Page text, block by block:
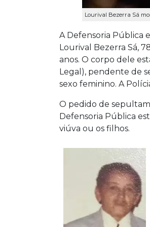
Lourival Bezerra Sá
A Defensoria Pública
Lourival Bezerra Sá,
anos. O corpo dele
Legal), pendente de
sexo feminino. A
O pedido de
Defensoria Pública
viúva ou os filhos.